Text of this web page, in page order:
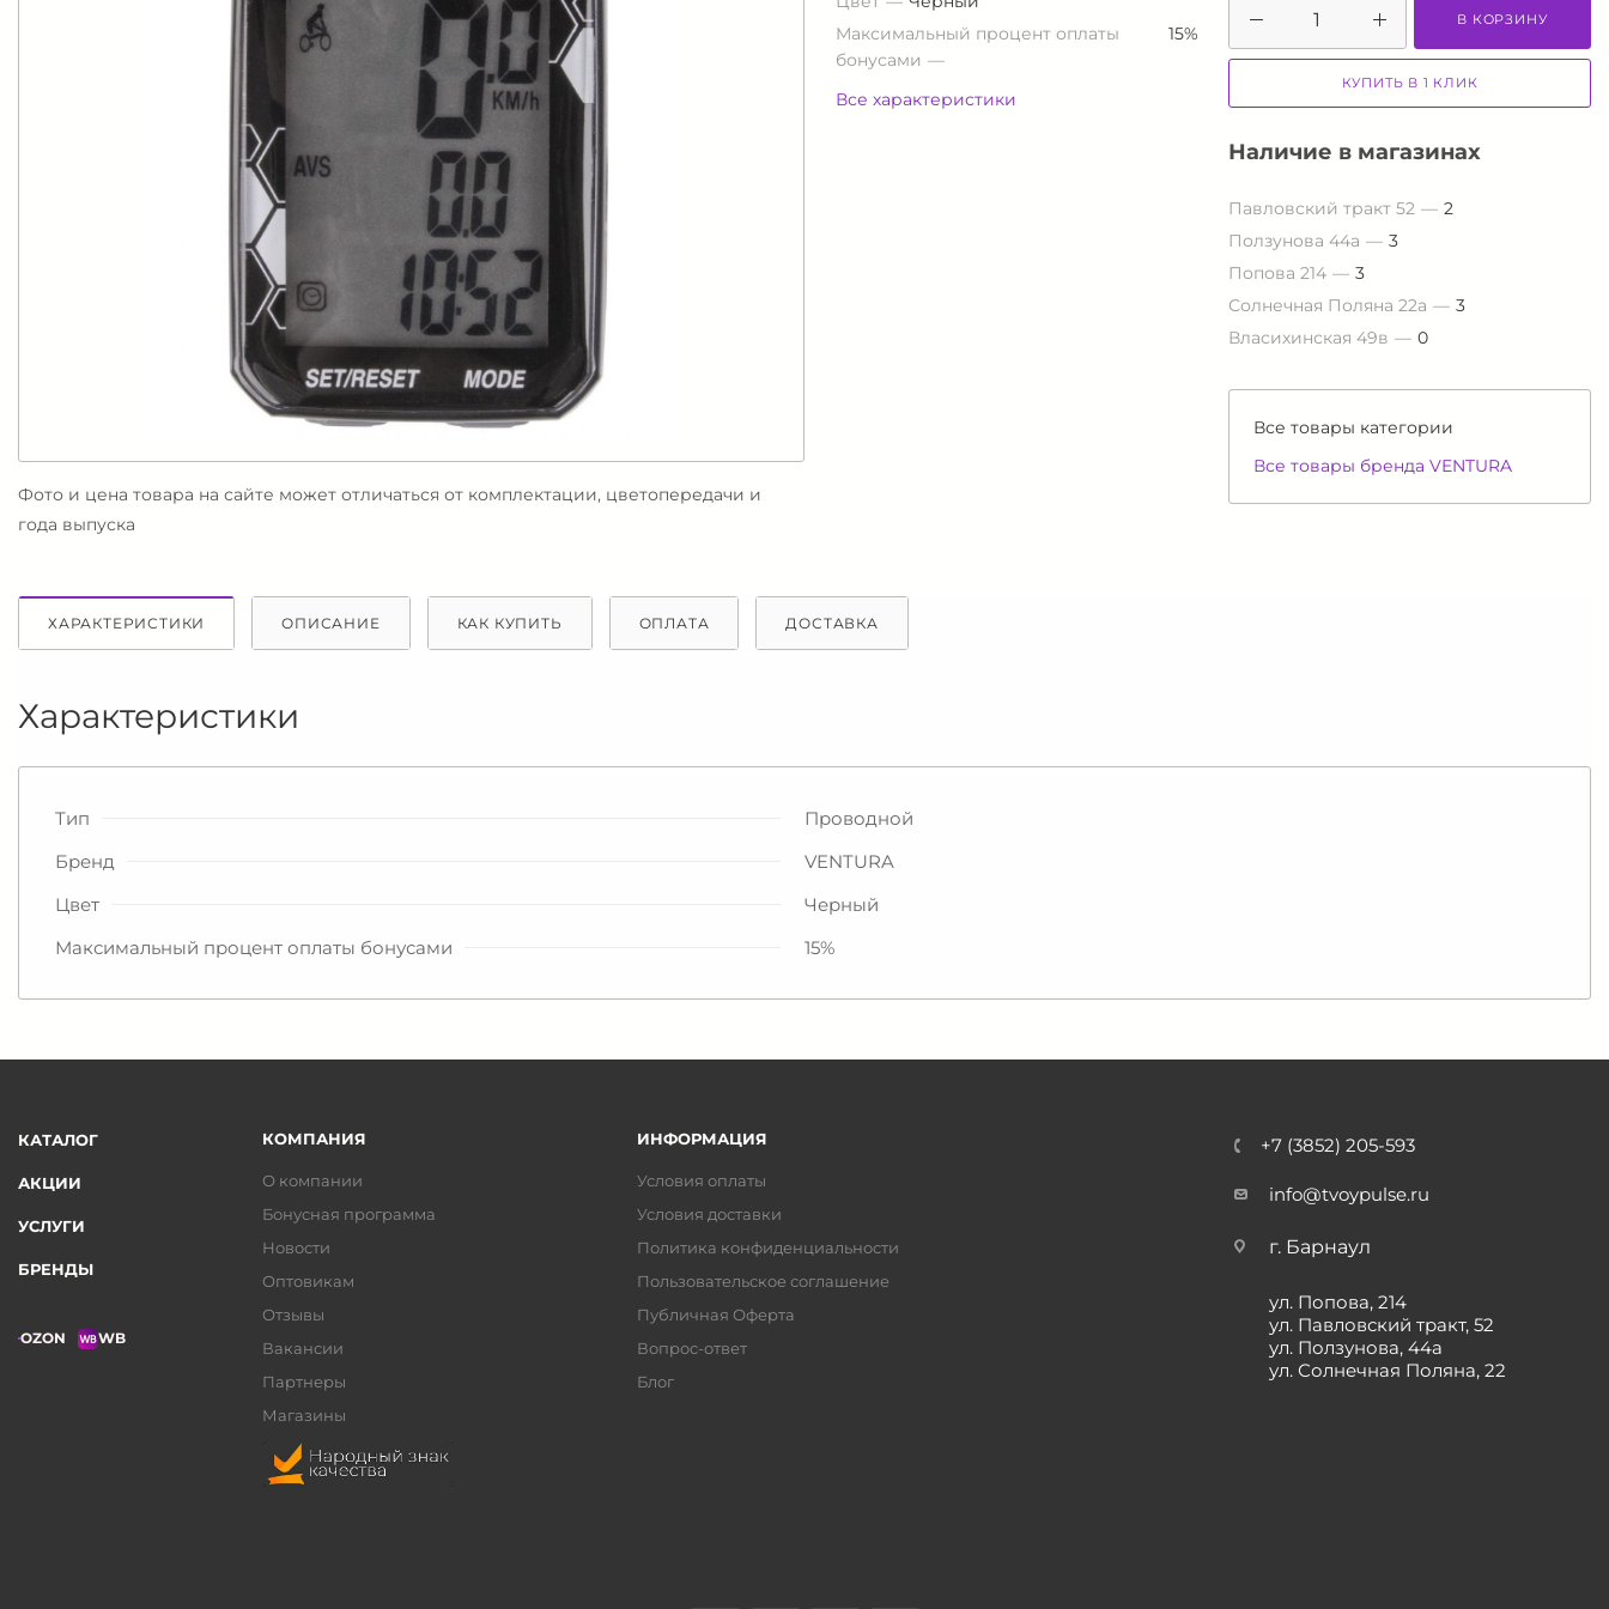
Фото и цена товара на сайте может отличаться от комплектации, цветопередачи и
года выпуска
Максимальный процент оплаты
бонусами
15%
Все характеристики
В КОРЗИНУ
КУПИТЬ В 1 КЛИК
Наличие в магазинах
Павловский тракт 52
2
Ползунова 44а
3
Попова 214
3
Солнечная Поляна 22а
3
Власихинская 49в
0
Все товары категории
Все товары бренда VENTURA
ХАРАКТЕРИСТИКИ ОПИСАНИЕ КАК КУПИТЬ ОПЛАТА ДОСТАВКА
Характеристики
Тип
Проводной
Бренд
VENTURA
Цвет
Черный
Максимальный процент оплаты бонусами
15%
КАТАЛОГ
АКЦИИ
УСЛУГИ
БРЕНДЫ
OZON WB
КОМПАНИЯ
О компании
Бонусная программа
Новости
Оптовикам
Отзывы
Вакансии
Партнеры
Магазины
ИНФОРМАЦИЯ
Условия оплаты
Условия доставки
Политика конфиденциальности
Пользовательское соглашение
Публичная Оферта
Вопрос-ответ
Блог
+7 (3852) 205-593
info@tvoypulse.ru
г. Барнаул
ул. Попова, 214
ул. Павловский тракт, 52
ул. Ползунова, 44а
ул. Солнечная Поляна, 22